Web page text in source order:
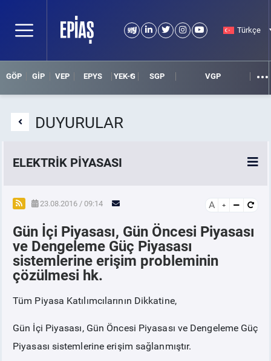
Türkçe
GÖP GİP VEP EPYS YEK-G SGP VGP
DUYURULAR
ELEKTRİK PİYASASI
SPOT ELEKTRİK PİYASALARI
ÖRNEK FİNANS BELGELERİ
VADELİ ELEKTRİK PİYASASI
PİYASAKAYITSÜRECİ
23.08.2016 / 09:14 A
Gün İçi Piyasası, Gün Öncesi Piyasası
ve Dengeleme Güç Piyasası
sistemlerine erişim probleminin
çözülmesi hk.
Tüm Piyasa Katılımcılarının Dikkatine,
Gün İçi Piyasası, Gün Öncesi Piyasası ve Dengeleme Güç
Piyasası sistemlerine erişim sağlanmıştır.